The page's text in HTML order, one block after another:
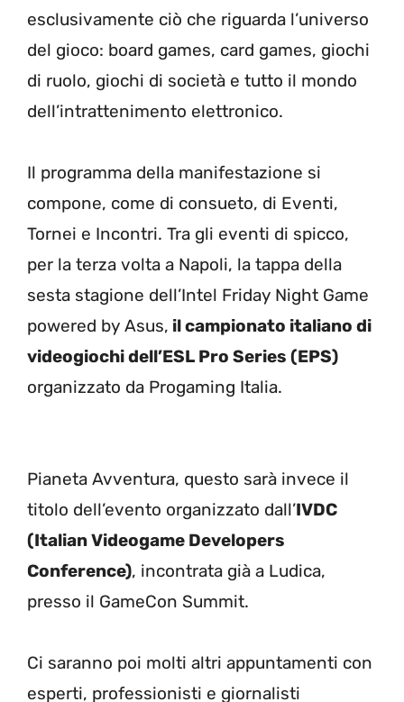
esclusivamente ciò che riguarda l’universo
del gioco: board games, card games, giochi
di ruolo, giochi di società e tutto il mondo
dell’intrattenimento elettronico.
Il programma della manifestazione si
compone, come di consueto, di Eventi,
Tornei e Incontri. Tra gli eventi di spicco,
per la terza volta a Napoli, la tappa della
sesta stagione dell’Intel Friday Night Game
powered by Asus, il campionato italiano di
videogiochi dell’ESL Pro Series (EPS)
organizzato da Progaming Italia.
Pianeta Avventura, questo sarà invece il
titolo dell’evento organizzato dall’IVDC
(Italian Videogame Developers
Conference), incontrata già a Ludica,
presso il GameCon Summit.
Ci saranno poi molti altri appuntamenti con
esperti, professionisti e giornalisti